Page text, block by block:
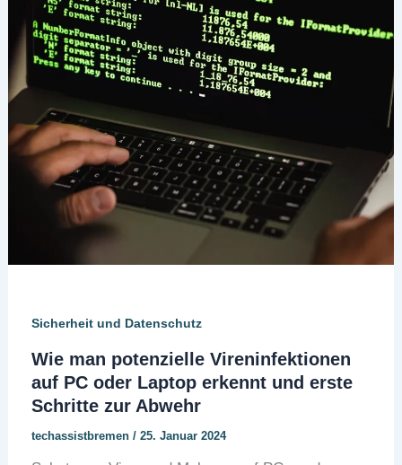
Sicherheit und Datenschutz
Wie man potenzielle Vireninfektionen
auf PC oder Laptop erkennt und erste
Schritte zur Abwehr
techassistbremen / 25. Januar 2024